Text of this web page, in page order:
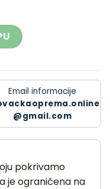
mat Leupold količina
Email informacije
@gmail.com
pokrivamo
je ograničena na